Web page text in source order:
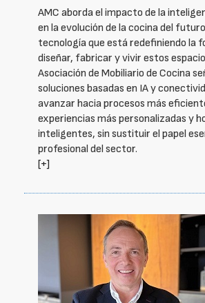
AMC aborda el impacto de la
en la evolución de la cocina del
tecnología que está redefiniendo la
diseñar, fabricar y vivir estos
Asociación de Mobiliario de Cocina
soluciones basadas en IA y
avanzar hacia procesos más
experiencias más personalizadas y
inteligentes, sin sustituir el papel
profesional del sector.
[+]